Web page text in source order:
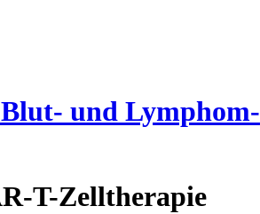
und Lymphom-
T-Zelltherapie